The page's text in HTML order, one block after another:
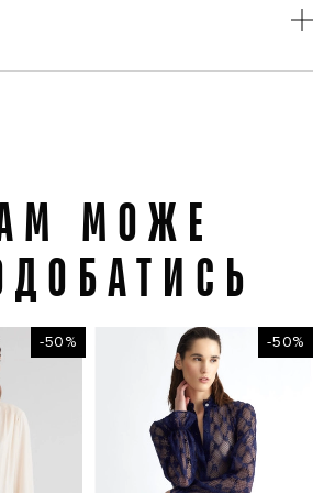
«Нова Пошта»
МОЖЕ
-50% -50%